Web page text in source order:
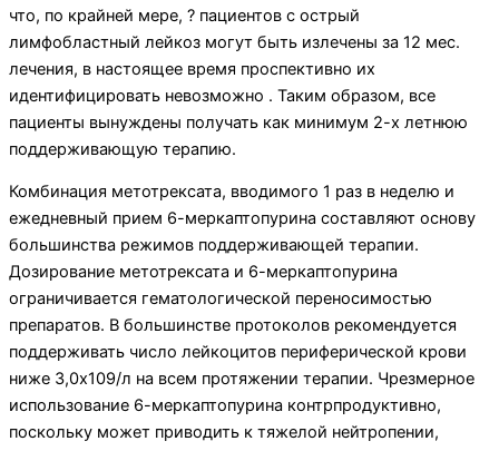
что, по крайней мере, ? пациентов с острый
лимфобластный лейкоз могут быть излечены за 12 мес.
лечения, в настоящее время проспективно их
идентифицировать невозможно . Таким образом, все
пациенты вынуждены получать как минимум 2-х летнюю
поддерживающую терапию.
Комбинация метотрексата, вводимого 1 раз в неделю и
ежедневный прием 6-меркаптопурина составляют основу
большинства режимов поддерживающей терапии.
Дозирование метотрексата и 6-меркаптопурина
ограничивается гематологической переносимостью
препаратов. В большинстве протоколов рекомендуется
поддерживать число лейкоцитов периферической крови
ниже 3,0х109/л на всем протяжении терапии. Чрезмерное
использование 6-меркаптопурина контрпродуктивно,
поскольку может приводить к тяжелой нейтропении,